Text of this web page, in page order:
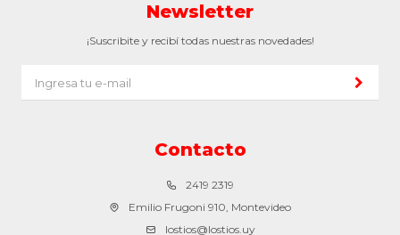
Contacto
2419 2319
Emilio Frugoni 910, Montevideo
lostios@lostios.uy
Newsletter
¡Suscribite y recibí todas nuestras novedades!